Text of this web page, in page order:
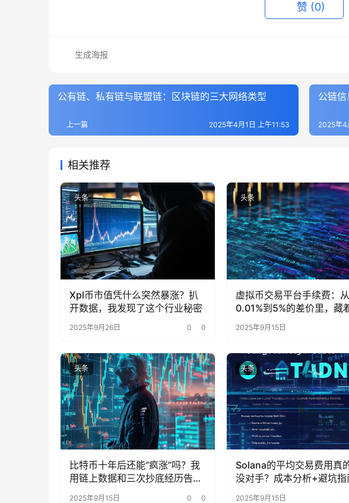
赞 (0)
生成海报
公有链、私有链与联盟链：区块链的三大网络类型
上一篇 2025年4月1日 上午11:53
公链
2025年4
相关推荐
头条
Xpl币市值凭什么突然暴涨？扒
开数据，我发现了这个行业秘密
2025年9月26日 0 0
头条
虚拟币交易平台手续费：从
0.01%到5%的差价里，藏
被忽略的省钱密码？
2025年9月15日
头条
比特币十年后还能“疯涨”吗？我
用链上数据和三次抄底经历告诉
2025年9月15日 0 0
头条
Solana的平均交易费用真
没对手？成本分析+避坑指
2025年9月15日